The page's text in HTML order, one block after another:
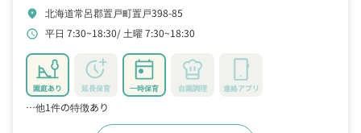
location_on 北海道常呂郡置戸町置戸398-85
schedule 平日 7:30~18:30 土曜 7:30~18:30
園庭あり 延長保育 一時保育 自園調理 連絡アプリ
…他1件の特徴あり